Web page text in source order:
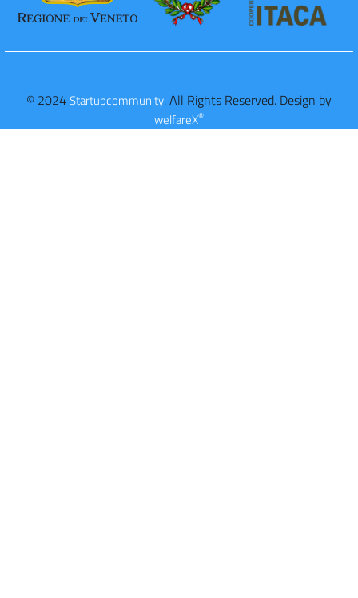
© 2024Startupcommunity. All Rights Reserved. Design by
welfareX®